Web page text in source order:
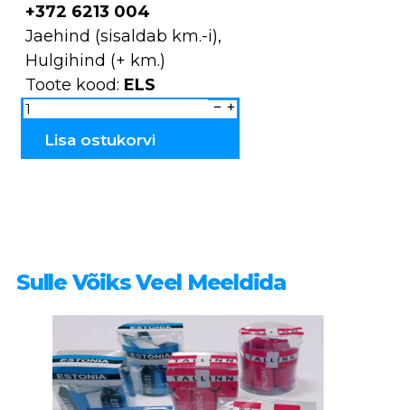
+372 6213 004
Jaehind (sisaldab km.-i),
Hulgihind (+ km.)
Toote kood: ELS
Põder
jõulu
ELS
Lisa ostukorvi
Sulle Võiks Veel Meeldida